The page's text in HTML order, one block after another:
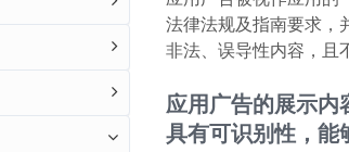
法律法规及指南要求，
非法、误导性内容，且
应用广告的展示内
具有可识别性，能